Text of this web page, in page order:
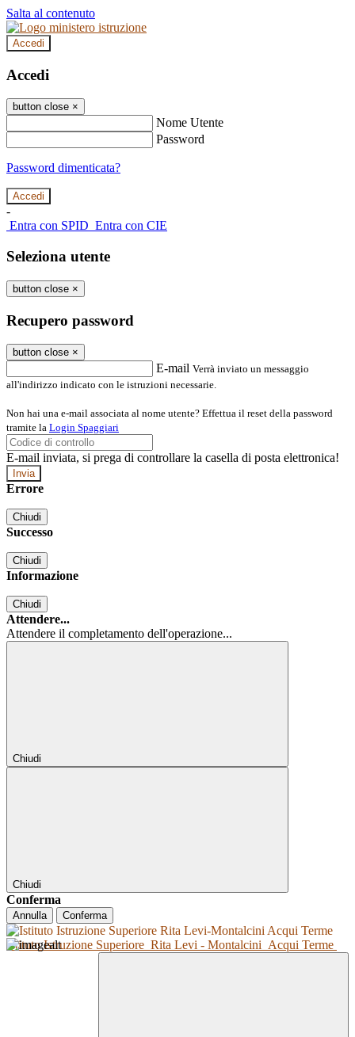
Salta al contenuto
Accedi
Accedi
button close ×
Nome Utente
Password
Password dimenticata?
-
Entra con SPID Entra con CIE
Seleziona utente
button close ×
Recupero password
button close ×
E-mail Verrà inviato un messaggio
all'indirizzo indicato con le istruzioni necessarie.
Non hai una e-mail associata al nome utente? Effettua il reset della password
tramite la Login Spaggiari
E-mail inviata, si prega di controllare la casella di posta elettronica!
Errore
Chiudi
Successo
Chiudi
Informazione
Chiudi
Attendere...
Attendere il completamento dell'operazione...
Chiudi
Chiudi
Conferma
Annulla Conferma
Istituto Istruzione Superiore Rita Levi - Montalcini Acqui Terme